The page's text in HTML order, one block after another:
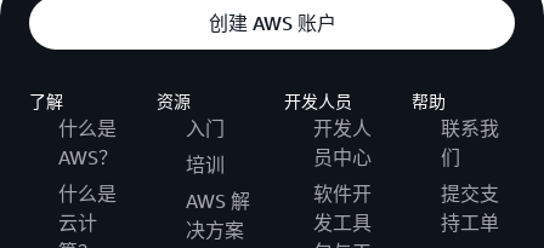
创建 AWS 账户
了解
什么是
AWS？
什么是
云计
资源
入门
培训
AWS 解
决方案
开发人员
开发人
员中心
软件开
发工具
帮助
联系我
们
提交支
持工单